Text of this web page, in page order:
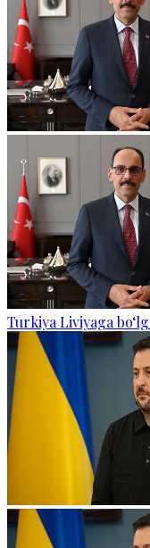
Turkiya Liviyaga